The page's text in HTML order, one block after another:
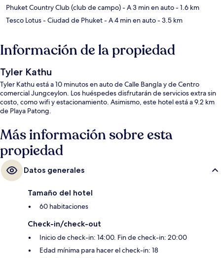
Phuket Country Club (club de campo)- A 3 min en auto- 1.6 km
Tesco Lotus - Ciudad de Phuket- A 4 min en auto- 3.5 km
Información de la propiedad
Tyler Kathu
Tyler Kathu está a 10 minutos en auto de Calle Bangla y de Centro
comercial Jungceylon. Los huéspedes disfrutarán de servicios extra sin
costo, como wifi y estacionamiento. Asimismo, este hotel está a 9.2 km
de Playa Patong.
Más información sobre esta
propiedad
Datos generales
Tamaño del hotel
60 habitaciones
Check-in/check-out
Inicio de check-in: 14:00. Fin de check-in: 20:00
Edad mínima para hacer el check-in: 18